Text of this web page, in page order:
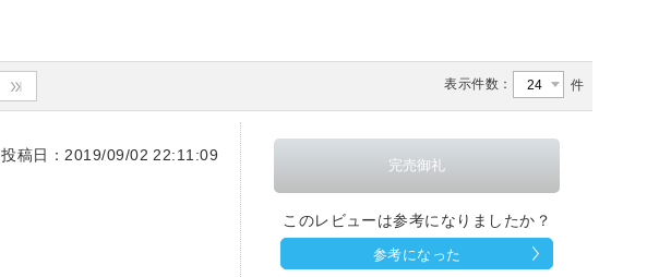
表示件数： 件
投稿日：2019/09/02 22:11:09
このレビューは参考になりましたか？
参考になった